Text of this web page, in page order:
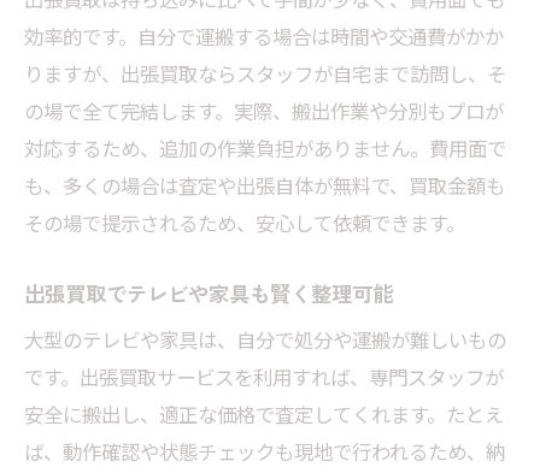
効率的です。自分で運搬する場合は時間や交通費がかか
りますが、出張買取ならスタッフが自宅まで訪問し、そ
の場で全て完結します。実際、搬出作業や分別もプロが
対応するため、追加の作業負担がありません。費用面で
も、多くの場合は査定や出張自体が無料で、買取金額も
その場で提示されるため、安心して依頼できます。
出張買取でテレビや家具も賢く整理可能
大型のテレビや家具は、自分で処分や運搬が難しいもの
です。出張買取サービスを利用すれば、専門スタッフが
安全に搬出し、適正な価格で査定してくれます。たとえ
ば、動作確認や状態チェックも現地で行われるため、納